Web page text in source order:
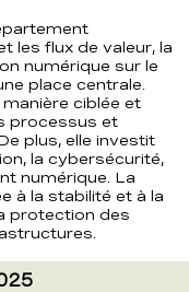
les flux de valeur, la
numérique sur le
place centrale.
manière ciblée et
processus et
plus, elle investit
la cybersécurité,
numérique. La
à la stabilité et à la
protection des